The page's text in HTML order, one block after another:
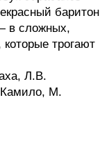
баритон
в сложных,
трогают
Л.В.
М.